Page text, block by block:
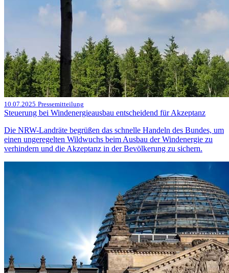
10.07.2025 Pressemitteilung
Steuerung bei Windenergieausbau entscheidend für Akzeptanz
Die NRW-Landräte begrüßen das schnelle Handeln des Bundes, um
einen ungeregelten Wildwuchs beim Ausbau der Windenergie zu
verhindern und die Akzeptanz in der Bevölkerung zu sichern.